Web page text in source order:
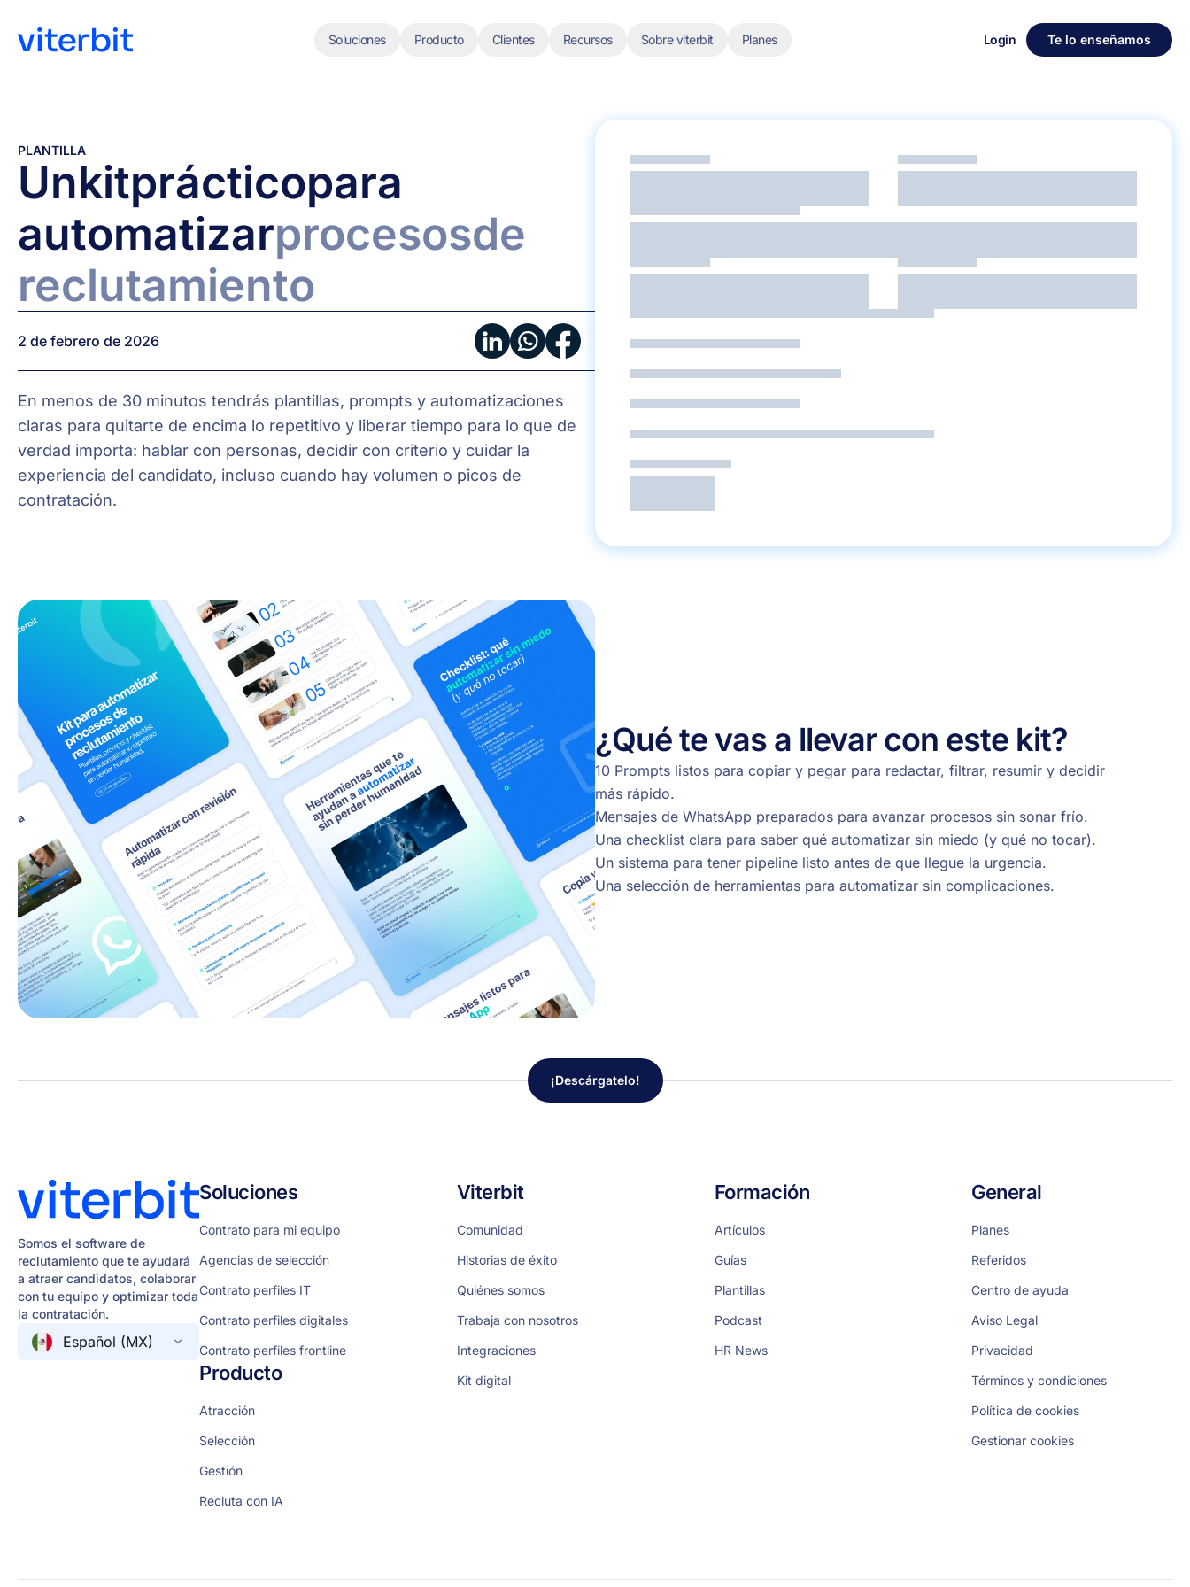
Login Te lo enseñamos
Soluciones Producto Clientes Recursos Sobre viterbit Planes
práctico
procesos
PLANTILLA
Unkitprácticopara
automatizarprocesosde
reclutamiento
2 de febrero de 2026
En menos de 30 minutos tendrás plantillas, prompts y automatizaciones
claras para quitarte de encima lo repetitivo y liberar tiempo para lo que de
verdad importa: hablar con personas, decidir con criterio y cuidar la
experiencia del candidato, incluso cuando hay volumen o picos de
contratación.
¿Qué te vas a llevar con este kit?
10 Prompts listos para copiar y pegar para redactar, filtrar, resumir y decidir
más rápido.
Mensajes de WhatsApp preparados para avanzar procesos sin sonar frío.
Una checklist clara para saber qué automatizar sin miedo (y qué no tocar).
Un sistema para tener pipeline listo antes de que llegue la urgencia.
Una selección de herramientas para automatizar sin complicaciones.
¡Descárgatelo!
Somos el software de
reclutamiento que te ayudará
a atraer candidatos, colaborar
con tu equipo y optimizar toda
la contratación.
Español (MX)
Soluciones
Contrato para mi equipo
Agencias de selección
Contrato perfiles IT
Contrato perfiles digitales
Contrato perfiles frontline
Producto
Atracción
Selección
Gestión
Recluta con IA
Viterbit
Comunidad
Historias de éxito
Quiénes somos
Trabaja con nosotros
Integraciones
Kit digital
Formación
Artículos
Guías
Plantillas
Podcast
HR News
General
Planes
Referidos
Centro de ayuda
Aviso Legal
Privacidad
Términos y condiciones
Política de cookies
Gestionar cookies